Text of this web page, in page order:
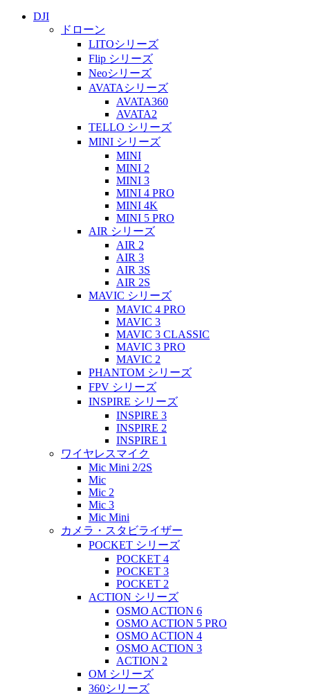
DJI
ドローン
LITOシリーズ
Flip シリーズ
Neoシリーズ
AVATAシリーズ
AVATA360
AVATA2
TELLO シリーズ
MINI シリーズ
MINI
MINI 2
MINI 3
MINI 4 PRO
MINI 4K
MINI 5 PRO
AIR シリーズ
AIR 2
AIR 3
AIR 3S
AIR 2S
MAVIC シリーズ
MAVIC 4 PRO
MAVIC 3
MAVIC 3 CLASSIC
MAVIC 3 PRO
MAVIC 2
PHANTOM シリーズ
FPV シリーズ
INSPIRE シリーズ
INSPIRE 3
INSPIRE 2
INSPIRE 1
ワイヤレスマイク
Mic Mini 2/2S
Mic
Mic 2
Mic 3
Mic Mini
カメラ・スタビライザー
POCKET シリーズ
POCKET 4
POCKET 3
POCKET 2
ACTION シリーズ
OSMO ACTION 6
OSMO ACTION 5 PRO
OSMO ACTION 4
OSMO ACTION 3
ACTION 2
OM シリーズ
360シリーズ